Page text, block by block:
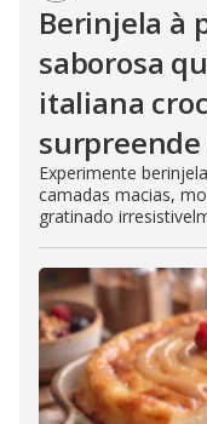
Berinjela à
saborosa
italiana
Experimente
camadas macias,
gratinado